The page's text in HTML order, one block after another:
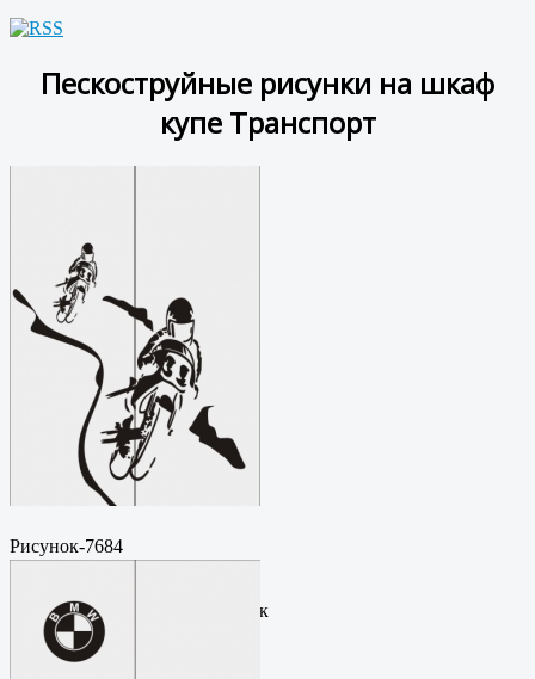
Пескоструйные рисунки на шкаф
купе Транспорт
Рисунок-7684
Пескоструйный
руб.Метки: векторный рисунок